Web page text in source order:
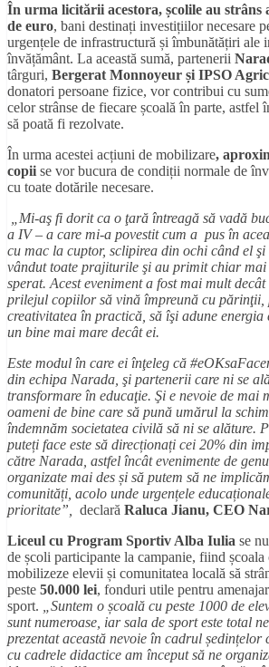
În urma licitării acestora, școlile au strâns
de euro, bani destinați investițiilor necesare
urgențele de infrastructură și îmbunătățiri ale
învățământ. La această sumă, partenerii
târguri, Bergerat Monnoyeur și IPSO
donatori persoane fizice, vor contribui cu
celor strânse de fiecare școală în parte, astfel
să poată fi rezolvate.
În urma acestei acțiuni de mobilizare,
copii se vor bucura de condiții normale de
cu toate dotările necesare.
„Mi-aş fi dorit ca o ţară întreagă să vadă
a IV – a care mi-a povestit cum a pus în
cu mac la cuptor, sclipirea din ochi când el
vândut toate prajiturile şi au primit chiar
sperat. Acest eveniment a fost mai mult
prilejul copiilor să vină împreună cu părinţii,
creativitatea în practică, să îşi adune
un bine mai mare decât ei.
Este modul în care ei înţeleg că
din echipa Narada, şi partenerii care ni se
transformare în educaţie. Şi e nevoie de mai
oameni de bine care să pună umărul la
îndemnăm societatea civilă să ni se alăture.
puteți face este să direcționați cei 20% din
către Narada, astfel încât evenimente de
organizate mai des și să putem să ne
comunități, acolo unde urgențele
prioritate”,
declară Raluca Jianu, CEO
Liceul cu Program Sportiv Alba Iulia se
de școli participante la campanie, fiind școala
mobilizeze elevii și comunitatea locală să
peste 50.000 lei, fonduri utile pentru
sport.
„Suntem o școală cu peste 1000 de
sunt numeroase, iar sala de sport este total
prezentat această nevoie în cadrul
cu cadrele didactice am început să ne